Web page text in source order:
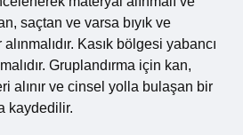
saçtan ve varsa bıyık ve
Kasık bölgesi yabancı
Gruplandırma için kan,
alınır ve cinsel yolla bulaşan bir
kaydedilir.